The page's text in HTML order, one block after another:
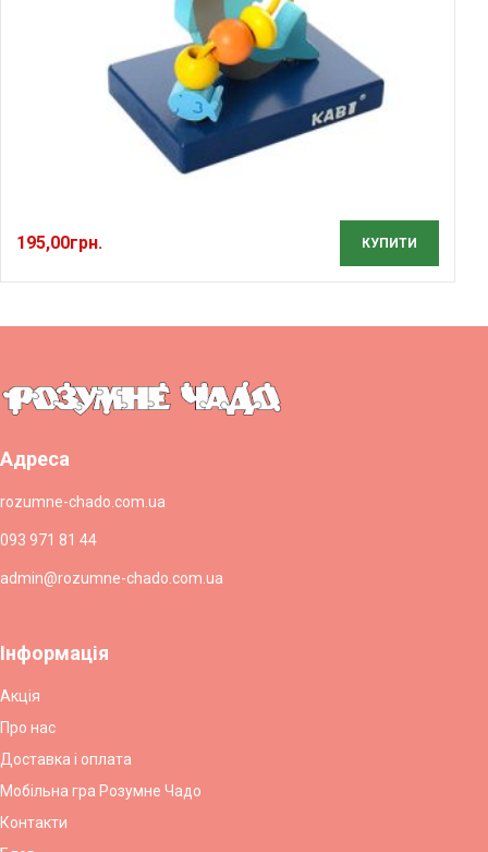
195,00грн. КУПИТИ
Адреса
rozumne-chado.com.ua
093 971 81 44
admin@rozumne-chado.com.ua
Інформація
Акція
Про нас
Доставка і оплата
Мобільна гра Розумне Чадо
Контакти